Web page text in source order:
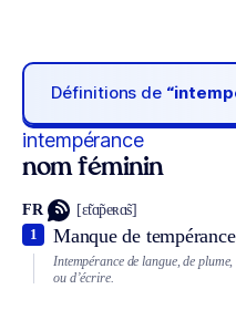
Définitions de
intempérance
nom féminin
FR [ɛ̃tɑ̃peʀɑ̃s]
Manque de
1
Intempérance de langue, de plume,
ou d’écrire.